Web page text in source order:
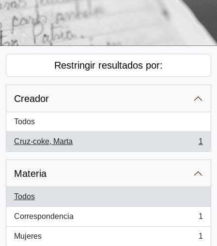
Restringir resultados por:
Creador
Todos
Cruz-coke, Marta
, 1 resultados
1
Materia
Todos
Correspondencia
, 1 resultados
1
Mujeres
, 1 resultados
1